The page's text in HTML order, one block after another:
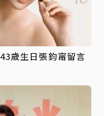
歲生日張鈞甯留言